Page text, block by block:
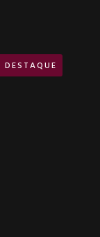
DESTAQUE